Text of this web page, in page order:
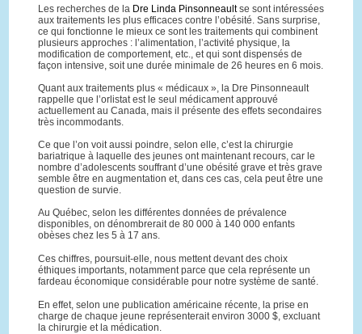
Les recherches de la Dre Linda Pinsonneaultse sont intéressées
aux traitements les plus efficaces contre l’obésité. Sans surprise,
ce qui fonctionne le mieux ce sont les traitements qui combinent
plusieurs approches : l’alimentation, l’activité physique, la
modification de comportement, etc., et qui sont dispensés de
façon intensive, soit une durée minimale de 26 heures en 6 mois.
Quant aux traitements plus « médicaux », la Dre Pinsonneault
rappelle que l’orlistat est le seul médicament approuvé
actuellement au Canada, mais il présente des effets secondaires
très incommodants.
Ce que l’on voit aussi poindre, selon elle, c’est la chirurgie
bariatrique à laquelle des jeunes ont maintenant recours, car le
nombre d’adolescents souffrant d’une obésité grave et très grave
semble être en augmentation et, dans ces cas, cela peut être une
question de survie.
Au Québec, selon les différentes données de prévalence
disponibles, on dénombrerait de 80 000 à 140 000 enfants
obèses chez les 5 à 17 ans.
Ces chiffres, poursuit-elle, nous mettent devant des choix
éthiques importants, notamment parce que cela représente un
fardeau économique considérable pour notre système de santé.
En effet, selon une publication américaine récente, la prise en
charge de chaque jeune représenterait environ 3000 $, excluant
la chirurgie et la médication.